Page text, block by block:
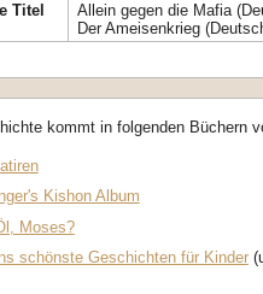
Titel
Allein gegen die Mafia
Der Ameisenkrieg
kommt in folgenden Büchern
Kishon Album
Moses?
schönste Geschichten für Kinder